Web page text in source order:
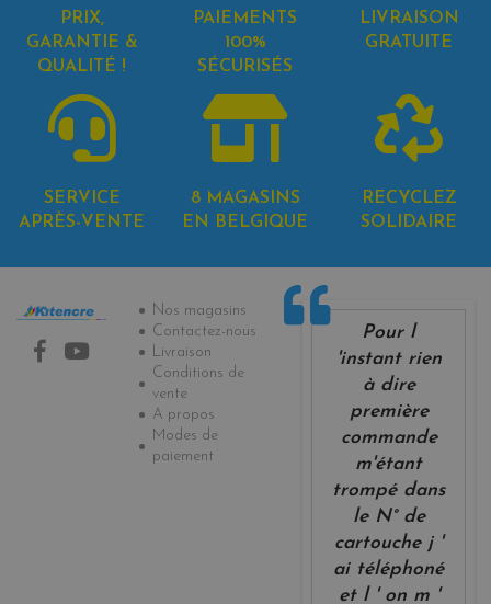
PRIX,
GARANTIE &
QUALITÉ !
PAIEMENTS
100%
SÉCURISÉS
LIVRAISON
GRATUITE
SERVICE
APRÈS-VENTE
8 MAGASINS
EN BELGIQUE
RECYCLEZ
SOLIDAIRE
Informations
Nos magasins
Contactez-nous
Livraison
Conditions de
vente
A propos
Modes de
paiement
Pour l
'instant rien
à dire
première
commande
m'étant
trompé dans
le N° de
cartouche j '
ai téléphoné
et l ' on m '